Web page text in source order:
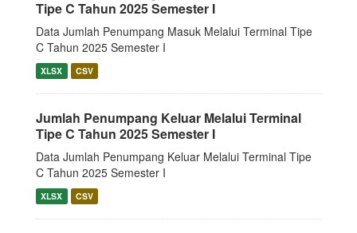
Tipe C Tahun 2025 Semester I
Data Jumlah Penumpang Masuk Melalui Terminal Tipe
C Tahun 2025 Semester I
XLSX CSV
Jumlah Penumpang Keluar Melalui Terminal
Tipe C Tahun 2025 Semester I
Data Jumlah Penumpang Keluar Melalui Terminal Tipe
C Tahun 2025 Semester I
XLSX CSV